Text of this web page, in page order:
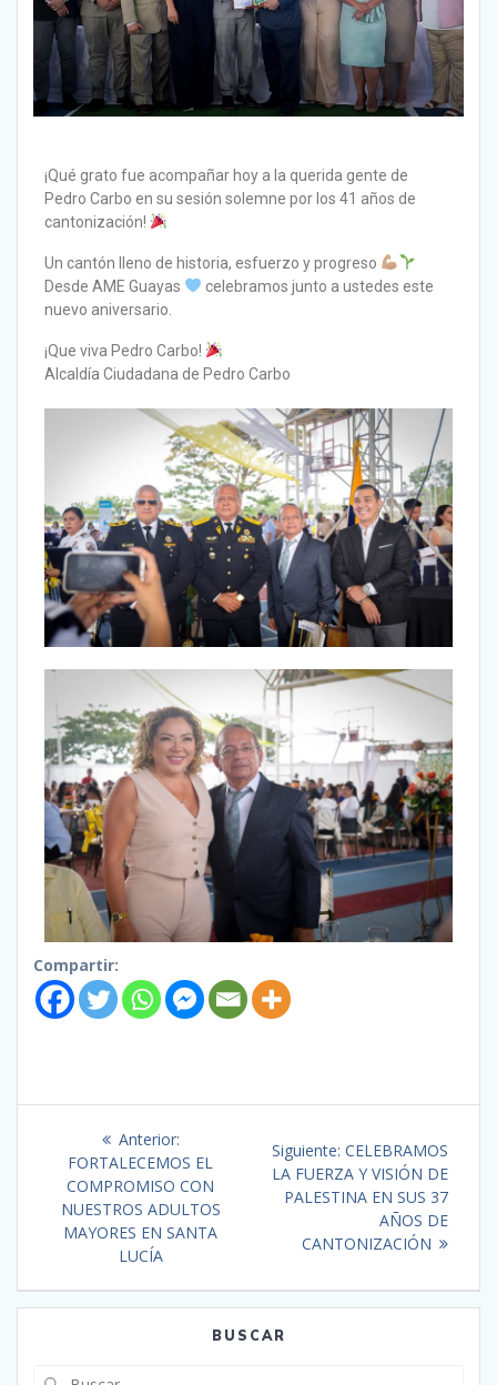
¡Qué grato fue acompañar hoy a la querida gente de
Pedro Carbo en su sesión solemne por los 41 años de
cantonización!
Un cantón lleno de historia, esfuerzo y progreso
Desde AME Guayas
celebramos junto a ustedes este
nuevo aniversario.
¡Que viva Pedro Carbo!
Alcaldía Ciudadana de Pedro Carbo
Compartir:
Anterior:
FORTALECEMOS EL
COMPROMISO CON
NUESTROS ADULTOS
MAYORES EN SANTA
LUCÍA
Siguiente: CELEBRAMOS
LA FUERZA Y VISIÓN DE
PALESTINA EN SUS 37
AÑOS DE
CANTONIZACIÓN
BUSCAR